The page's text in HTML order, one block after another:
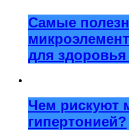
Самые
для здоровья
Чем рискуют
гипертонией?